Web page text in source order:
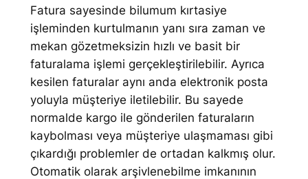
Fatura sayesinde bilumum kırtasiye
işleminden kurtulmanın yanı sıra zaman ve
mekan gözetmeksizin hızlı ve basit bir
faturalama işlemi gerçekleştirilebilir. Ayrıca
kesilen faturalar aynı anda elektronik posta
yoluyla müşteriye iletilebilir. Bu sayede
normalde kargo ile gönderilen faturaların
kaybolması veya müşteriye ulaşmaması gibi
çıkardığı problemler de ortadan kalkmış olur.
Otomatik olarak arşivlenebilme imkanının